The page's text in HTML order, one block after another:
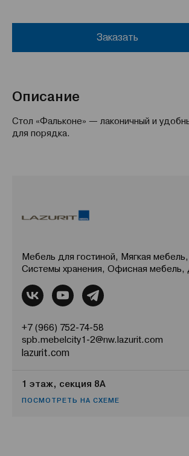
Заказать
Описание
Стол «Фальконе» — лаконичный и
для порядка.
Мебель для гостиной, Мягкая
Системы хранения, Офисная мебель,
+7 (966) 752-74-58
spb.mebelcity1-2@nw.lazurit.com
lazurit.com
1 этаж, секция 8А
ПОСМОТРЕТЬ НА СХЕМЕ